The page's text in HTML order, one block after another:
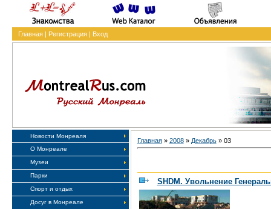
Главная| Регистрация| Вход
Новости Монреаля
О Монреале
Музеи
Парки
Спорт и отдых
Досуг в Монреале
Главная» 2008 » Декабрь » 03
SHDM. Увольнение